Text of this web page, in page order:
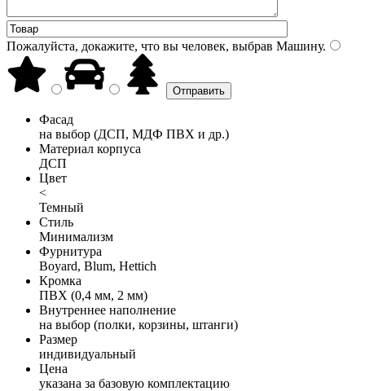
Пожалуйста, докажите, что вы человек, выбрав Машину.
Фасад
на выбор (ДСП, МДФ ПВХ и др.)
Материал корпуса
ДСП
Цвет
<
Темный
Стиль
Минимализм
Фурнитура
Boyard, Blum, Hettich
Кромка
ПВХ (0,4 мм, 2 мм)
Внутреннее наполнение
на выбор (полки, корзины, штанги)
Размер
индивидуальный
Цена
указана за базовую комплектацию